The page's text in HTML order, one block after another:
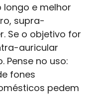
e melhor
supra-
Se o objetivo for
auricular
Pense no uso:
fones
pedem